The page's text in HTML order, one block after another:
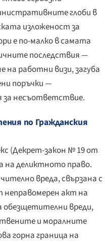
глоби в
изложеност за
е по-малко в самата
последствия —
на работни визи, загуба
поръчки —
несъответствие.
по Гражданския
(Декрет-закон № 19 от
на деликтното право.
вреда, свързана с
акт на
обезщетителни вреди,
и моралните
горна граница на